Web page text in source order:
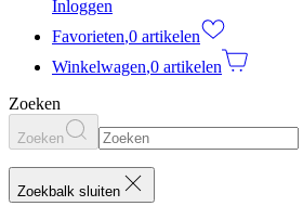
Inloggen
Favorieten,0 artikelen
Winkelwagen,0 artikelen
Zoeken
Zoeken
Zoekbalk sluiten